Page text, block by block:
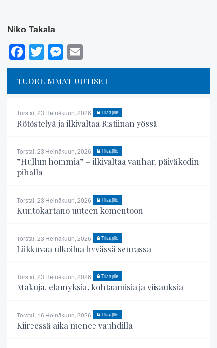
Niko Takala
Facebook
TwitterMessenger
TUOREIMMAT UUTISET
Torstai, 23 Heinäkuun, 2026 Tilaajille
Rötöstelyä ja ilkivaltaa Ristiinan yössä
Torstai, 23 Heinäkuun, 2026 Tilaajille
”Hullun hommia” – ilkivaltaa vanhan päiväkodin
pihalla
Torstai, 23 Heinäkuun, 2026 Tilaajille
Kuntokartano uuteen komentoon
Torstai, 23 Heinäkuun, 2026 Tilaajille
Liikkuvaa ulkoilua hyvässä seurassa
Torstai, 23 Heinäkuun, 2026 Tilaajille
Makuja, elämyksiä, kohtaamisia ja viisauksia
Torstai, 16 Heinäkuun, 2026 Tilaajille
Kiireessä aika menee vauhdilla